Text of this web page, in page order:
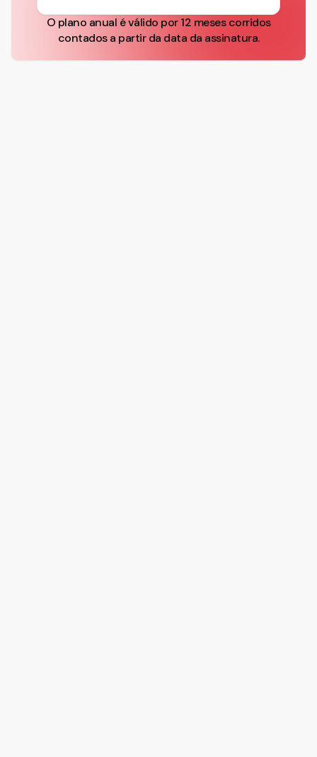
O plano anual é válido por 12 meses corridos
contados a partir da data da assinatura.